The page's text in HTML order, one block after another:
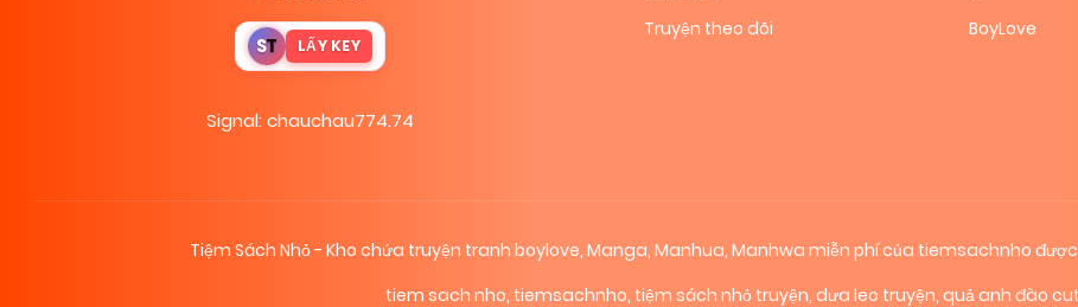
ST LẤY KEY
Signal: chauchau774.74
Truyện theo dõi
BoyLove
Tiệm Sách Nhỏ - Kho chứa truyện tranh boylove, Manga, Manhua, Manhwa miễn phí của tiemsachnho
tiem sach nho, tiemsachnho, tiệm sách nhỏ truyện, dưa leo truyện, quả anh đào